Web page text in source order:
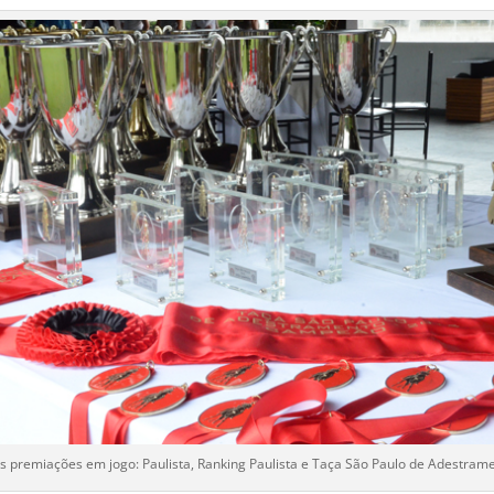
premiações em jogo: Paulista, Ranking Paulista e Taça São Paulo de